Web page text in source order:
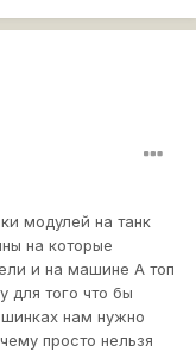
модулей на танк
на которые
и на машине А топ
для того что бы
нам нужно
просто нельзя